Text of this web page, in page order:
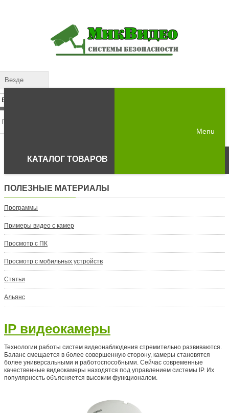
Везде
КАТАЛОГ ТОВАРОВ
Menu
ПОЛЕЗНЫЕ МАТЕРИАЛЫ
Программы
Примеры видео с камер
Просмотр с ПК
Просмотр с мобильных устройств
Статьи
Альянс
IP видеокамеры
Технологии работы систем видеонаблюдения стремительно развиваются.
Баланс смещается в более совершенную сторону, камеры становятся
более универсальными и работоспособными. Сейчас современные
качественные видеокамеры находятся под управлением системы IP. Их
популярность объясняется высоким функционалом.